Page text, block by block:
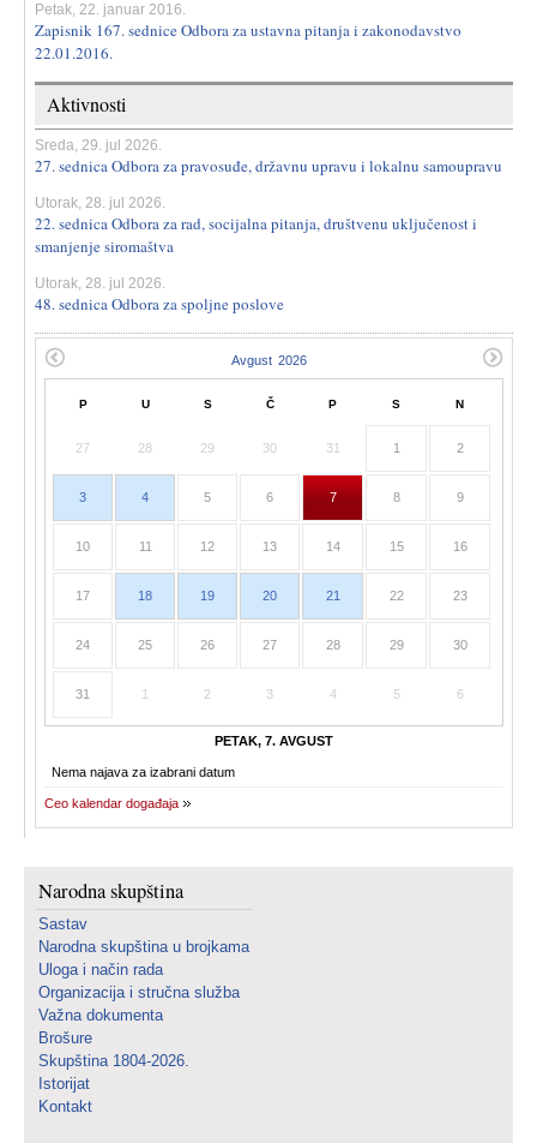
Petak, 22. januar 2016.
Zapisnik 167. sednice Odbora za ustavna pitanja i zakonodavstvo
22.01.2016.
Aktivnosti
Sreda, 29. jul 2026.
27. sednica Odbora za pravosuđe, državnu upravu i lokalnu samoupravu
Utorak, 28. jul 2026.
22. sednica Odbora za rad, socijalna pitanja, društvenu uključenost i
smanjenje siromaštva
Utorak, 28. jul 2026.
48. sednica Odbora za spoljne poslove
P U S Č P S N
27 28 29 30 31 1 2
3 4 5 6 7 8 9
10 11 12 13 14 15 16
17 18 19 20 21 22 23
24 25 26 27 28 29 30
31 1 2 3 4 5 6
PETAK, 7. AVGUST
Nema najava za izabrani datum
Ceo kalendar događaja
Narodna skupština
Sastav
Narodna skupština u brojkama
Uloga i način rada
Organizacija i stručna služba
Važna dokumenta
Brošure
Skupština 1804-2026.
Istorijat
Kontakt